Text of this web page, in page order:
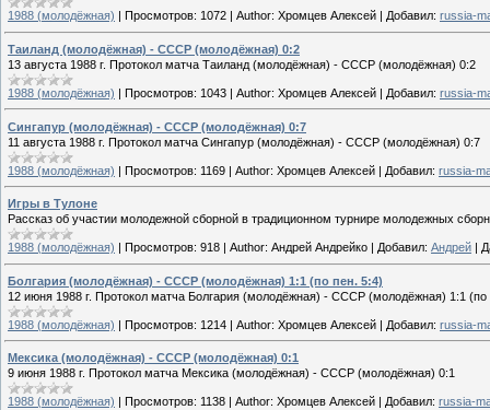
1988 (молодёжная) Просмотров: 1072 Author: Хромцев Алексей Добавил: russia-
Таиланд (молодёжная) - СССР (молодёжная) 0:2
13 августа 1988 г. Протокол матча Таиланд (молодёжная) - СССР (молодёжная) 0:2
1988 (молодёжная) | Просмотров: 1043 | Author: Хромцев Алексей | Добавил: russia-
Сингапур (молодёжная) - СССР (молодёжная) 0:7
11 августа 1988 г. Протокол матча Сингапур (молодёжная) - СССР (молодёжная) 0:7
1988 (молодёжная) | Просмотров: 1169 | Author: Хромцев Алексей | Добавил: russia-
Игры в Тулоне
Рассказ об участии молодежной сборной в традиционном турнире молодежных
1988 (молодёжная) | Просмотров: 918 | Author: Андрей Андрейко | Добавил: Андрей |
Болгария (молодёжная) - СССР (молодёжная) 1:1 (по пен. 5:4)
12 июня 1988 г. Протокол матча Болгария (молодёжная) - СССР (молодёжная) 1:1 (по
1988 (молодёжная) | Просмотров: 1214 | Author: Хромцев Алексей | Добавил: russia-
Мексика (молодёжная) - СССР (молодёжная) 0:1
9 июня 1988 г. Протокол матча Мексика (молодёжная) - СССР (молодёжная) 0:1
1988 (молодёжная) Просмотров: 1138 Author: Хромцев Алексей Добавил: russia-